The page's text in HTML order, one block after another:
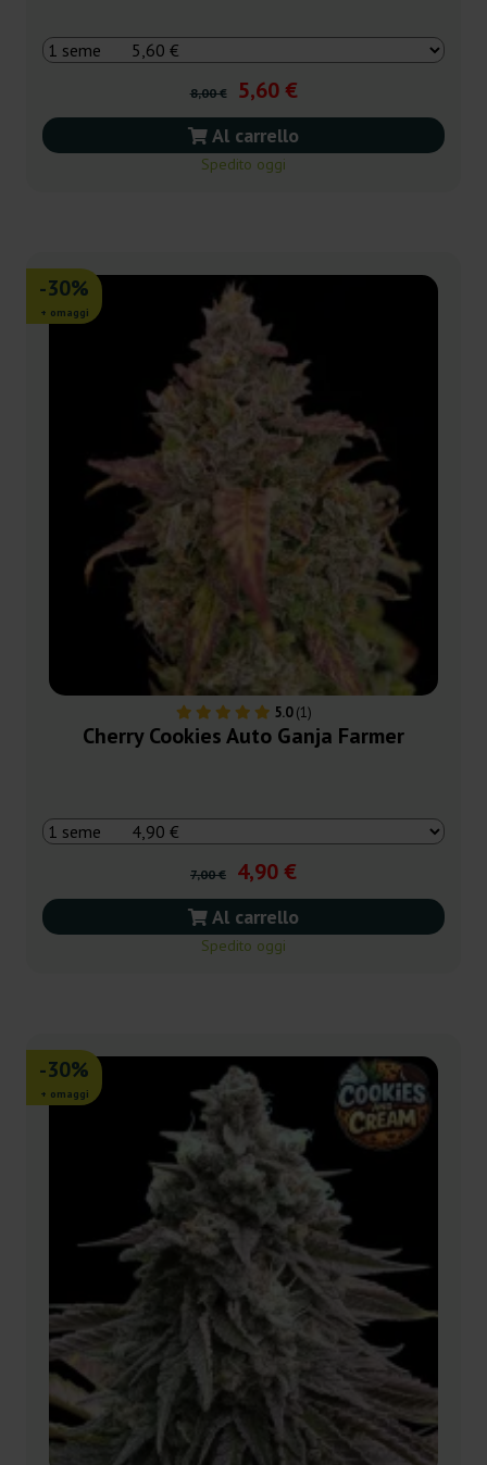
8,00 € 5,60 €
Al carrello
Spedito oggi
5.0(1)
-30%
+ omaggi
Cherry Cookies Auto Ganja Farmer
7,00 € 4,90 €
Al carrello
Spedito oggi
-30%
+ omaggi